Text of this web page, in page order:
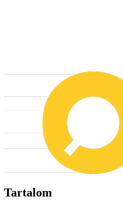
Tartalom